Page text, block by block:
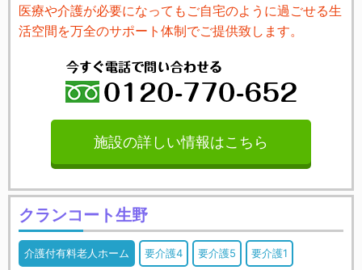
医療や介護が必要になってもご自宅のように過ごせる生
活空間を万全のサポート体制でご提供致します。
施設の詳しい情報はこちら
クランコート生野
介護付有料老人ホーム 要介護4 要介護5 要介護1